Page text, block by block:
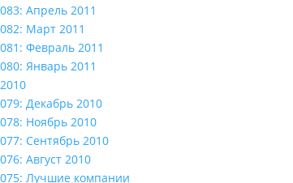
083: Апрель 2011
082: Март 2011
081: Февраль 2011
080: Январь 2011
2010
079: Декабрь 2010
078: Ноябрь 2010
077: Сентябрь 2010
076: Август 2010
075: Лучшие компании